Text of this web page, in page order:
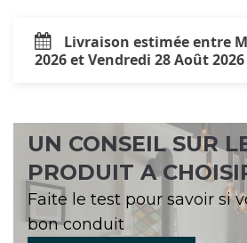
Livraison estimée entre
2026 et Vendredi 28 Août 2026